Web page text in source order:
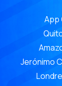
App
Jerónimo